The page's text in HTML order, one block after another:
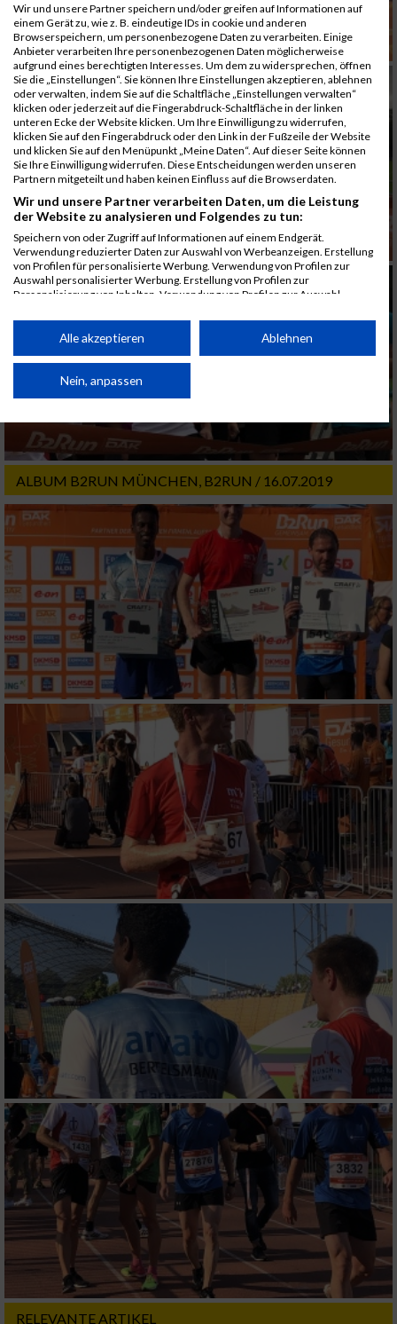
ALBUM B2RUN MÜNCHEN, B2RUN / 16.07.2019
RELEVANTE ARTIKEL
Wir und unsere Partner speichern und/oder greifen auf Informationen auf
einem Gerät zu, wie z. B. eindeutige IDs in cookie und anderen
Browserspeichern, um personenbezogene Daten zu verarbeiten. Einige
Anbieter verarbeiten Ihre personenbezogenen Daten möglicherweise
aufgrund eines berechtigten Interesses. Um dem zu widersprechen, öffnen
Sie die „Einstellungen“. Sie können Ihre Einstellungen akzeptieren, ablehnen
oder verwalten, indem Sie auf die Schaltfläche „Einstellungen verwalten“
klicken oder jederzeit auf die Fingerabdruck-Schaltfläche in der linken
unteren Ecke der Website klicken. Um Ihre Einwilligung zu widerrufen,
klicken Sie auf den Fingerabdruck oder den Link in der Fußzeile der Website
und klicken Sie auf den Menüpunkt „Meine Daten“. Auf dieser Seite können
Sie Ihre Einwilligung widerrufen. Diese Entscheidungen werden unseren
Partnern mitgeteilt und haben keinen Einfluss auf die Browserdaten.
Wir und unsere Partner verarbeiten Daten, um die Leistung
der Website zu analysieren und Folgendes zu tun:
Speichern von oder Zugriff auf Informationen auf einem Endgerät.
Verwendung reduzierter Daten zur Auswahl von Werbeanzeigen. Erstellung
von Profilen für personalisierte Werbung. Verwendung von Profilen zur
Auswahl personalisierter Werbung. Erstellung von Profilen zur
Personalisierung von Inhalten. Verwendung von Profilen zur Auswahl
Performance von Inhalten. Analyse von Zielgruppen durch Statistiken oder
Kombinationen von Daten aus verschiedenen Quellen. Entwicklung und
von Inhalten.
Daten können außerhalb der Europäischen Union weitergegeben und in die
Website/App.
Partnerliste anzeigen (1 IAB-Anbieter)
Wir nutzen Ihre Daten für folgende Zwecke:
IAB-Verarbeitungszwecke:
Speichern von oder Zugriff auf Informationen
auf einem Endgerät
Verwendung reduzierter Daten zur Auswahl
von Werbeanzeigen
Erstellung von Profilen für personalisierte
Werbung
Verwendung von Profilen zur Auswahl
personalisierter Werbung
Erstellung von Profilen zur Personalisierung
von Inhalten
Verwendung von Profilen zur Auswahl
personalisierter Inhalte
Messung der Werbeleistung
Messung der Performance von Inhalten
Analyse von Zielgruppen durch Statistiken
oder Kombinationen von Daten aus
verschiedenen Quellen
Entwicklung und Verbesserung der Angebote
Verwendung reduzierter Daten zur Auswahl
von Inhalten
IAB-Besonderheiten:
Verwendung genauer Standortdaten
Geräte anhand von aktiv angeforderten
Informationen identifizieren
Nicht-IAB-Verarbeitungszwecke:
Notwendig
Alle akzeptieren Ablehnen
Nein, anpassen